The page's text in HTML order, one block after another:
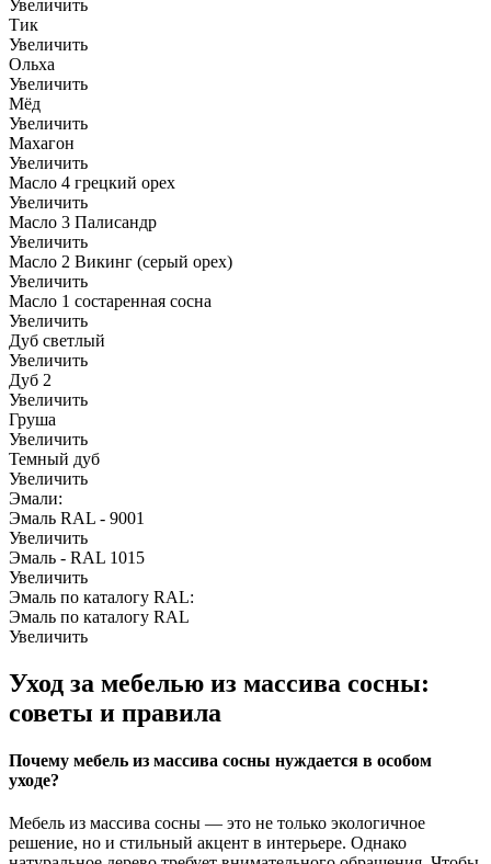
Увеличить
Тик
Увеличить
Ольха
Увеличить
Мёд
Увеличить
Махагон
Увеличить
Масло 4 грецкий орех
Увеличить
Масло 3 Палисандр
Увеличить
Масло 2 Викинг (серый орех)
Увеличить
Масло 1 состаренная сосна
Увеличить
Дуб светлый
Увеличить
Дуб 2
Увеличить
Груша
Увеличить
Темный дуб
Увеличить
Эмали:
Эмаль RAL - 9001
Увеличить
Эмаль - RAL 1015
Увеличить
Эмаль по каталогу RAL:
Эмаль по каталогу RAL
Увеличить
Уход за мебелью из массива сосны:
советы и правила
Почему мебель из массива сосны нуждается в особом
уходе?
Мебель из массива сосны — это не только экологичное
решение, но и стильный акцент в интерьере. Однако